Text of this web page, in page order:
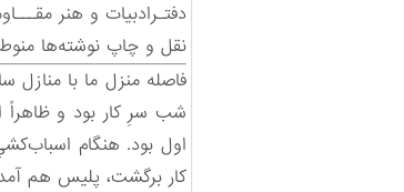
دفتـرادبيات و هنر
نقل و چاپ نوشته‌ها
فاصله منزل ما با منازل
شب سرِ كار بود و ظاهراً
اول بود. هنگام
كار برگشت، پليس هم آمد